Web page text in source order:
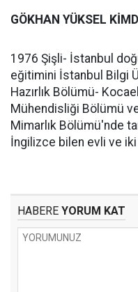
GÖKHAN YÜKSEL
1976 Şişli- İstanbul
eğitimini İstanbul Bilgi
Hazırlık Bölümü-
Mühendisliği Bölümü
Mimarlık Bölümü'nde
İngilizce bilen evli ve iki
HABERE YORUM KAT